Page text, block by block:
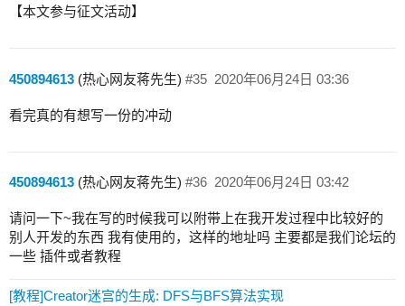
【本文参与征文活动】
450894613 (热心网友蒋先生) 2020年06月24日 03:36
#35
看完真的有想写一份的冲动
450894613 (热心网友蒋先生) 2020年06月24日 03:42
#36
请问一下~我在写的时候我可以附带上在我开发过程中比较好的
别人开发的东西 我有使用的，这样的地址吗 主要都是我们论坛的
一些 插件或者教程
[教程]Creator迷宫的生成: DFS与BFS算法实现